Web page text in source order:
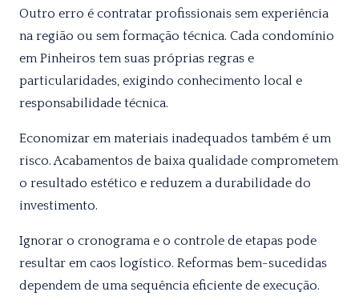
Outro erro é contratar profissionais sem experiência
na região ou sem formação técnica. Cada condomínio
em Pinheiros tem suas próprias regras e
particularidades, exigindo conhecimento local e
responsabilidade técnica.
Economizar em materiais inadequados também é um
risco. Acabamentos de baixa qualidade comprometem
o resultado estético e reduzem a durabilidade do
investimento.
Ignorar o cronograma e o controle de etapas pode
resultar em caos logístico. Reformas bem-sucedidas
dependem de uma sequência eficiente de execução.